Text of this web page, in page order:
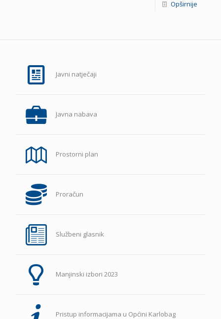
Opširnije
Javni natječaji
Javna nabava
Prostorni plan
Proračun
Službeni glasnik
Manjinski izbori 2023
Pristup informacijama u Općini Karlobag